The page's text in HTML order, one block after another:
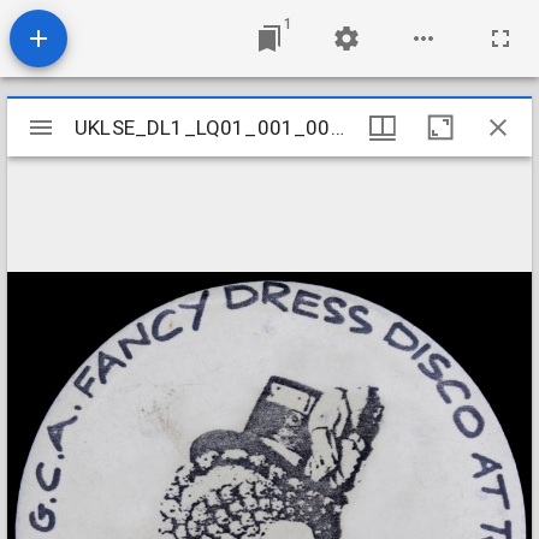
1
Mirador
viewer
UKLSE_DL1_LQ01_001_001_0199
UKLSE_DL1_LQ01_001_001_0199